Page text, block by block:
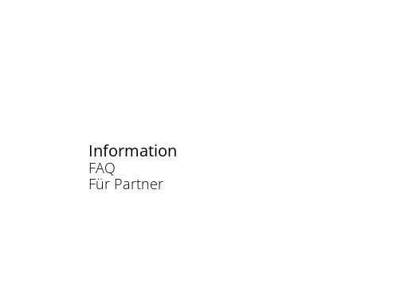
Information
FAQ
Für Partner